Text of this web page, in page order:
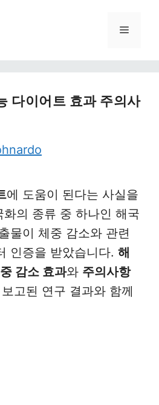
Menu
다이어트 효과 주의사
에 도움이 된다는 사실을
화의 종류 중 하나인 해국
물이 체중 감소와 관련
인증을 받았습니다. 해
감소 효과와 주의사항
고된 연구 결과와 함께